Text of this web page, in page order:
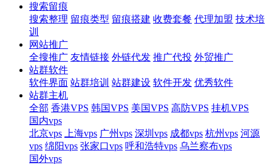
搜索留痕
搜索整理 留痕类型 留痕搭建 收费套餐 代理加盟 技术培
训
网站推广
全搜推广 友情链接 外链代发 推广代投 外贸推广
站群软件
软件界面 站群培训 站群建设 软件开发 优秀软件
站群主机
全部 香港VPS 韩国VPS 美国VPS 高防VPS 挂机VPS
国内vps
北京vps
上海vps 广州vps 深圳vps 成都vps 杭州vps 河源
vps 绵阳vps 张家口vps 呼和浩特vps 乌兰察布vps
国外vps